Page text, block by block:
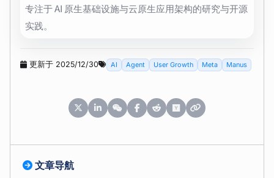
专注于 AI 原生基础设施与云原生应用架构的研究与开源
实践。
更新于 2025/12/30 AI Agent User Growth Meta Manus
文章导航